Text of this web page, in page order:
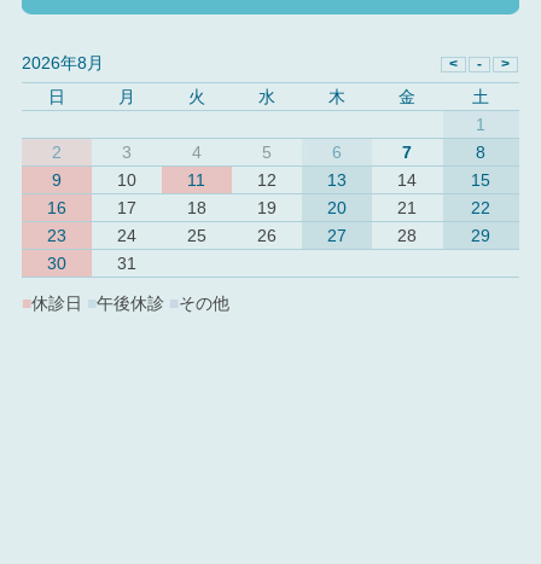
2026年8月
日
月 火 水 木 金
土
1
2
3 4 5 6 7
8
9
10 11 12 13 14
15
16
17 18 19 20 21
22
23
24 25 26 27 28
29
30
31
■休診日 ■午後休診 その他